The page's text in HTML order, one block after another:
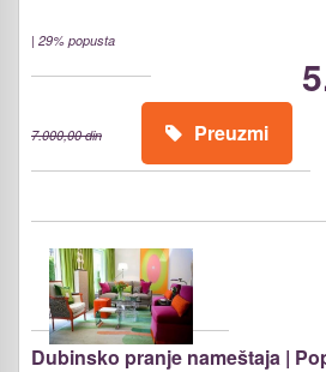
| 29% popusta
7.000,00 din Preuzmi
Dubinsko pranje nameštaja |